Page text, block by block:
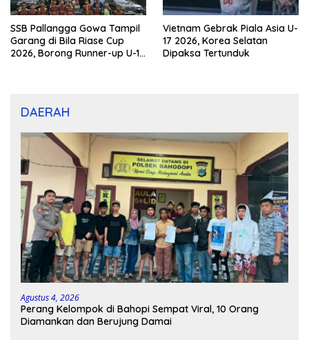
SSB Pallangga Gowa Tampil
Garang di Bila Riase Cup
2026, Borong Runner-up U-10
Vietnam Gebrak Piala Asia U-
17 2026, Korea Selatan
Dipaksa Tertunduk
DAERAH
Agustus 4, 2026
Perang Kelompok di Bahopi Sempat Viral, 10 Orang
Diamankan dan Berujung Damai